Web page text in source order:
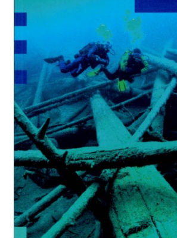
Informativa sulla privacy
Negozio
Politica di rimborso e restituzione
Contatto
Impronta
I nostri AGB